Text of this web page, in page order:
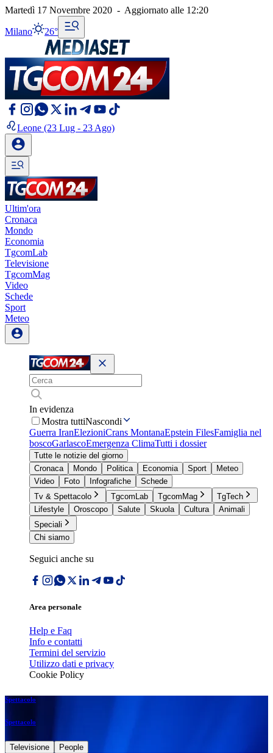
Martedì 17 Novembre 2020 - Aggiornato alle 12:20
Milano 26°
Leone (23 Lug - 23 Ago)
Ultim'ora
Cronaca
Mondo
Economia
TgcomLab
Televisione
TgcomMag
Video
Schede
Sport
Meteo
In evidenza
Mostra tuttiNascondi
Guerra IranElezioniCrans MontanaEpstein FilesFamiglia nel
boscoGarlascoEmergenza ClimaTutti i dossier
Tutte le notizie del giorno
Cronaca
Mondo Politica Economia Sport
Meteo
Video
Foto Infografiche
Schede
Tv & Spettacolo
TgcomLab TgcomMag
TgTech
Lifestyle
Oroscopo Salute Skuola Cultura
Animali
Speciali
Chi siamo
Seguici anche su
Area personale
Help e Faq
Info e contatti
Termini del servizio
Utilizzo dati e privacy
Cookie Policy
Spettacolo
Spettacolo
Televisione People